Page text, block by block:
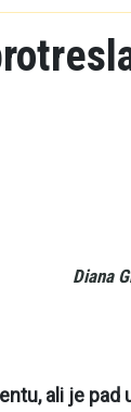
Diana
ali je